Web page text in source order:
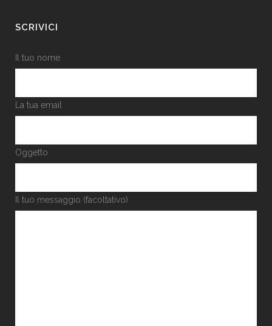
SCRIVICI
Il tuo nome
La tua email
Oggetto
Il tuo messaggio (facoltativo)